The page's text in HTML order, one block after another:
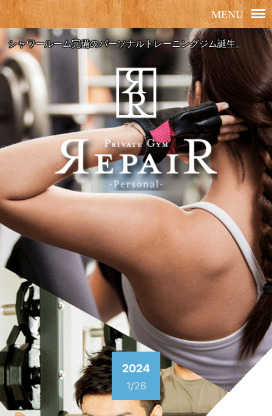
シャワールーム完備のパーソナルトレーニングジム誕生。
2024
1/26